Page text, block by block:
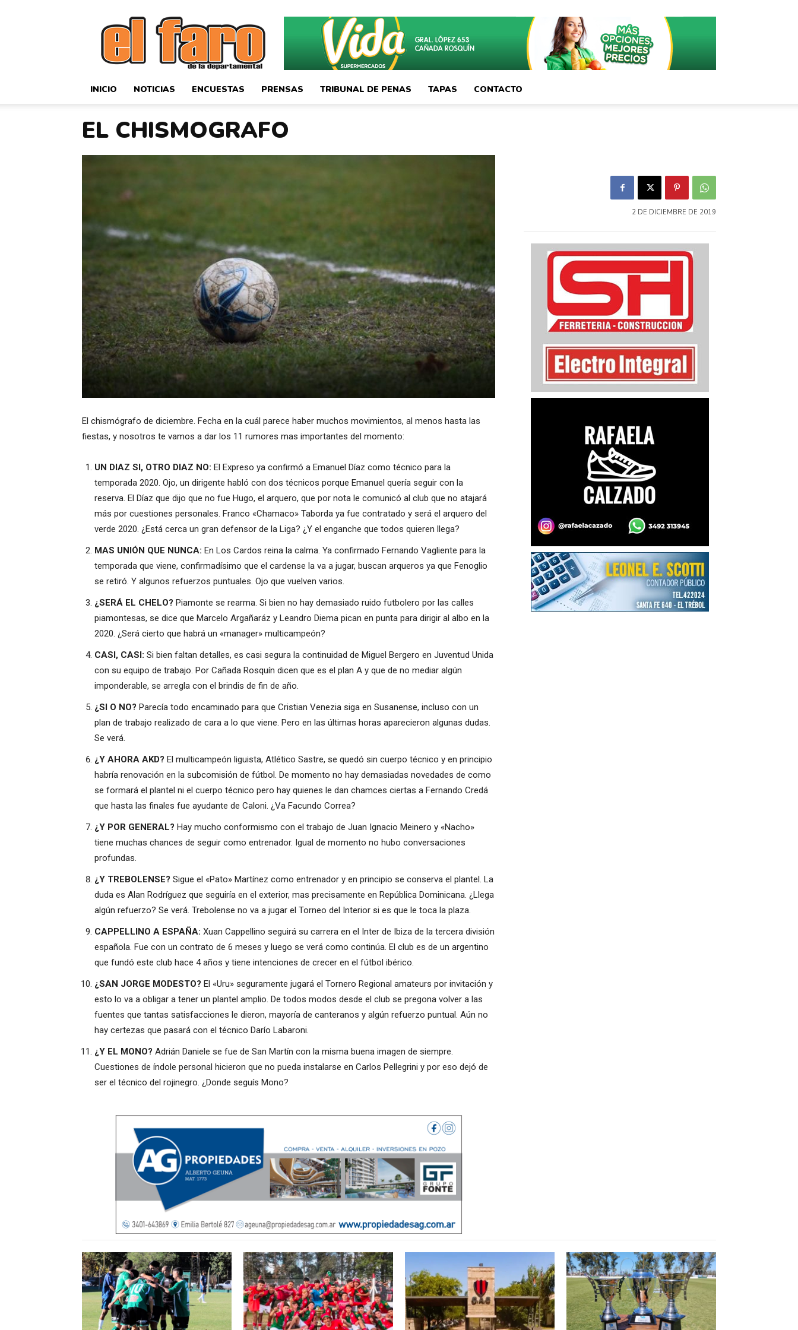
El
Faro
Deportivo
INICIO NOTICIAS ENCUESTAS PRENSAS TRIBUNAL DE PENAS TAPAS CONTACTO
EL CHISMOGRAFO
El chismógrafo de diciembre. Fecha en la cuál parece haber muchos movimientos, al menos hasta las
fiestas, y nosotros te vamos a dar los 11 rumores mas importantes del momento:
UN DIAZ SI, OTRO DIAZ NO: El Expreso ya confirmó a Emanuel Díaz como técnico para la
temporada 2020. Ojo, un dirigente habló con dos técnicos porque Emanuel quería seguir con la
reserva. El Díaz que dijo que no fue Hugo, el arquero, que por nota le comunicó al club que no atajará
más por cuestiones personales. Franco «Chamaco» Taborda ya fue contratado y será el arquero del
verde 2020. ¿Está cerca un gran defensor de la Liga? ¿Y el enganche que todos quieren llega?
MAS UNIÓN QUE NUNCA: En Los Cardos reina la calma. Ya confirmado Fernando Vagliente para la
temporada que viene, confirmadísimo que el cardense la va a jugar, buscan arqueros ya que Fenoglio
se retiró. Y algunos refuerzos puntuales. Ojo que vuelven varios.
¿SERÁ EL CHELO? Piamonte se rearma. Si bien no hay demasiado ruido futbolero por las calles
piamontesas, se dice que Marcelo Argañaráz y Leandro Diema pican en punta para dirigir al albo en la
2020. ¿Será cierto que habrá un «manager» multicampeón?
CASI, CASI: Si bien faltan detalles, es casi segura la continuidad de Miguel Bergero en Juventud Unida
con su equipo de trabajo. Por Cañada Rosquín dicen que es el plan A y que de no mediar algún
imponderable, se arregla con el brindis de fin de año.
¿SI O NO? Parecía todo encaminado para que Cristian Venezia siga en Susanense, incluso con un
plan de trabajo realizado de cara a lo que viene. Pero en las últimas horas aparecieron algunas dudas.
Se verá.
¿Y AHORA AKD? El multicampeón liguista, Atlético Sastre, se quedó sin cuerpo técnico y en principio
habría renovación en la subcomisión de fútbol. De momento no hay demasiadas novedades de como
se formará el plantel ni el cuerpo técnico pero hay quienes le dan chamces ciertas a Fernando Credá
que hasta las finales fue ayudante de Caloni. ¿Va Facundo Correa?
¿Y POR GENERAL? Hay mucho conformismo con el trabajo de Juan Ignacio Meinero y «Nacho»
tiene muchas chances de seguir como entrenador. Igual de momento no hubo conversaciones
profundas.
¿Y TREBOLENSE? Sigue el «Pato» Martínez como entrenador y en principio se conserva el plantel. La
duda es Alan Rodríguez que seguiría en el exterior, mas precisamente en República Dominicana. ¿Llega
algún refuerzo? Se verá. Trebolense no va a jugar el Torneo del Interior si es que le toca la plaza.
CAPPELLINO A ESPAÑA: Xuan Cappellino seguirá su carrera en el Inter de Ibiza de la tercera división
española. Fue con un contrato de 6 meses y luego se verá como continúa. El club es de un argentino
que fundó este club hace 4 años y tiene intenciones de crecer en el fútbol ibérico.
¿SAN JORGE MODESTO? El «Uru» seguramente jugará el Tornero Regional amateurs por invitación y
esto lo va a obligar a tener un plantel amplio. De todos modos desde el club se pregona volver a las
fuentes que tantas satisfacciones le dieron, mayoría de canteranos y algún refuerzo puntual. Aún no
hay certezas que pasará con el técnico Darío Labaroni.
¿Y EL MONO? Adrián Daniele se fue de San Martín con la misma buena imagen de siempre.
Cuestiones de índole personal hicieron que no pueda instalarse en Carlos Pellegrini y por eso dejó de
ser el técnico del rojinegro. ¿Donde seguís Mono?
2 DE DICIEMBRE DE 2019